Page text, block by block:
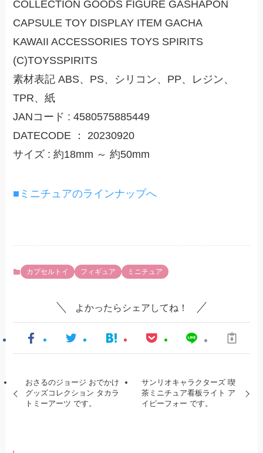
COLLECTION GOODS FIGURE GASHAPON
CAPSULE TOY DISPLAY ITEM GACHA
KAWAII ACCESSORIES TOYS SPIRITS
(C)TOYSSPIRITS
素材表記 ABS、PS、シリコン、PP、レジン、
TPR、紙
JANコード : 4580575885449
DATECODE ： 20230920
サイズ : 約18mm ～ 約50mm
■ミニチュアのラインナップへ
カプセルトイ フィギュア ミニチュア
よかったらシェアしてね！
おさるのジョージ おでかけ
グッズコレクション タカラ
トミーアーツ です。
サンリオキャラクターズ 喫
茶ミニチュア看板ライト ア
イピーフォー です。